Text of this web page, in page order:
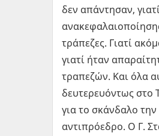
δεν απάντησαν,
τράπεζες. Γιατί
γιατί ήταν
τραπεζών. Και όλα
δευτερευόντως στο
για το σκάνδαλο
αντιπρόεδρο. Ο Γ.